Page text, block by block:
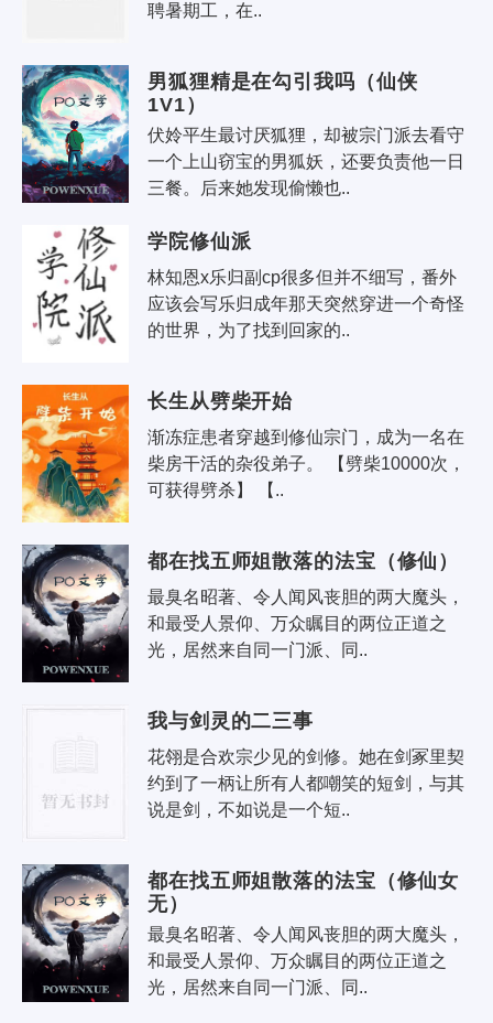
聘暑期工，在..
男狐狸精是在勾引我吗（仙侠
1V1）
伏姈平生最讨厌狐狸，却被宗门派去看守
一个上山窃宝的男狐妖，还要负责他一日
三餐。后来她发现偷懒也..
学院修仙派
林知恩x乐归副cp很多但并不细写，番外
应该会写乐归成年那天突然穿进一个奇怪
的世界，为了找到回家的..
长生从劈柴开始
渐冻症患者穿越到修仙宗门，成为一名在
柴房干活的杂役弟子。 【劈柴10000次，
可获得劈杀】 【..
都在找五师姐散落的法宝（修仙）
最臭名昭著、令人闻风丧胆的两大魔头，
和最受人景仰、万众瞩目的两位正道之
光，居然来自同一门派、同..
我与剑灵的二三事
花翎是合欢宗少见的剑修。她在剑冢里契
约到了一柄让所有人都嘲笑的短剑，与其
说是剑，不如说是一个短..
都在找五师姐散落的法宝（修仙女
无）
最臭名昭著、令人闻风丧胆的两大魔头，
和最受人景仰、万众瞩目的两位正道之
光，居然来自同一门派、同..